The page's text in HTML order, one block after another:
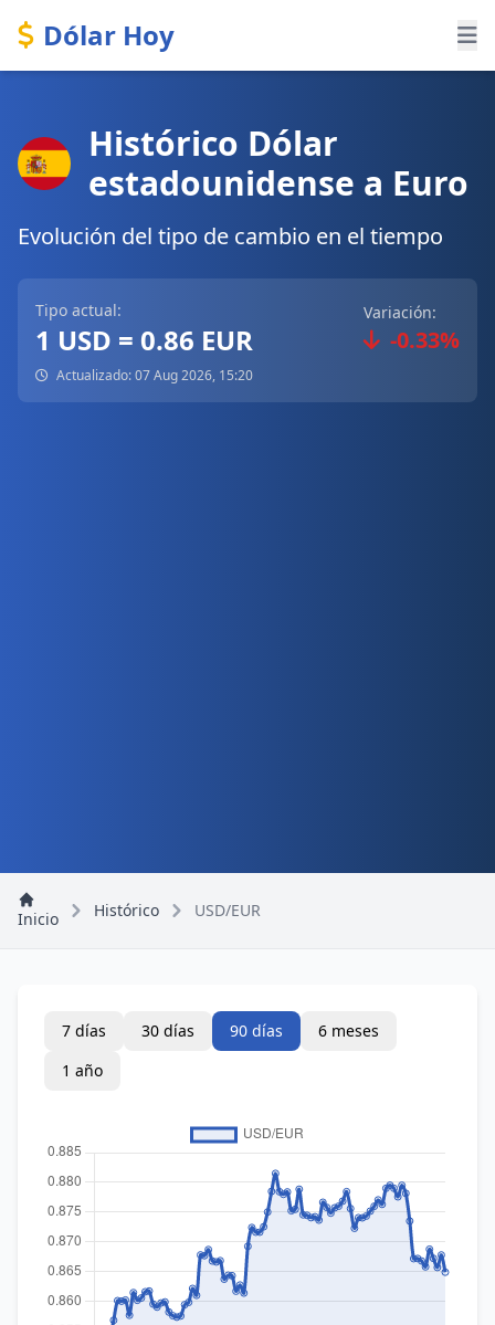
Dólar Hoy
Histórico Dólar
estadounidense a Euro
Evolución del tipo de cambio en el tiempo
Tipo actual:
1 USD = 0.86 EUR
Variación:
-0.33%
Actualizado: 07 Aug 2026, 15:20
Inicio Histórico USD/EUR
7 días 30 días 90 días
6 meses
1 año